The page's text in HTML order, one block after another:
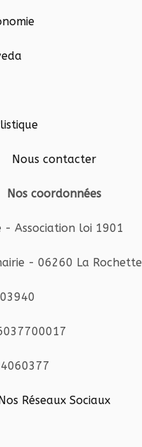
Nous contacter
Nos coordonnées
- Association loi 1901
- 06260 La Rochette
Réseaux Sociaux